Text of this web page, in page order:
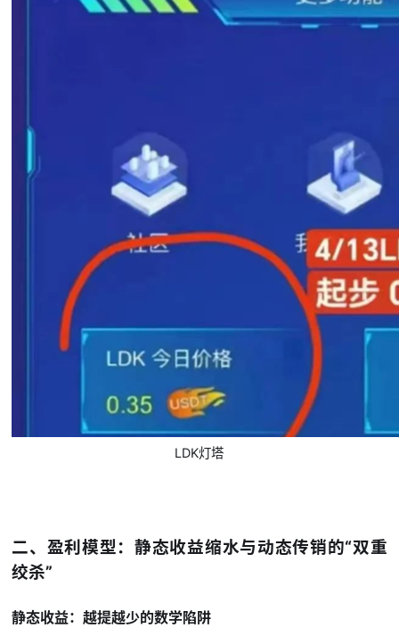
LDK灯塔
二、盈利模型：静态收益缩水与动态传销的“双重
绞杀”
静态收益：越提越少的数学陷阱